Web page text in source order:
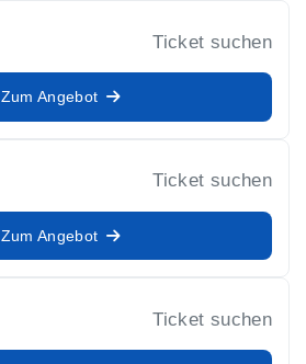
Ticket suchen
Zum Angebot
Ticket suchen
Zum Angebot
Ticket suchen